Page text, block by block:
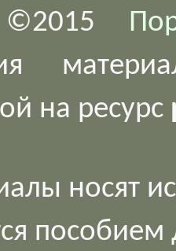
на ресурс
носят